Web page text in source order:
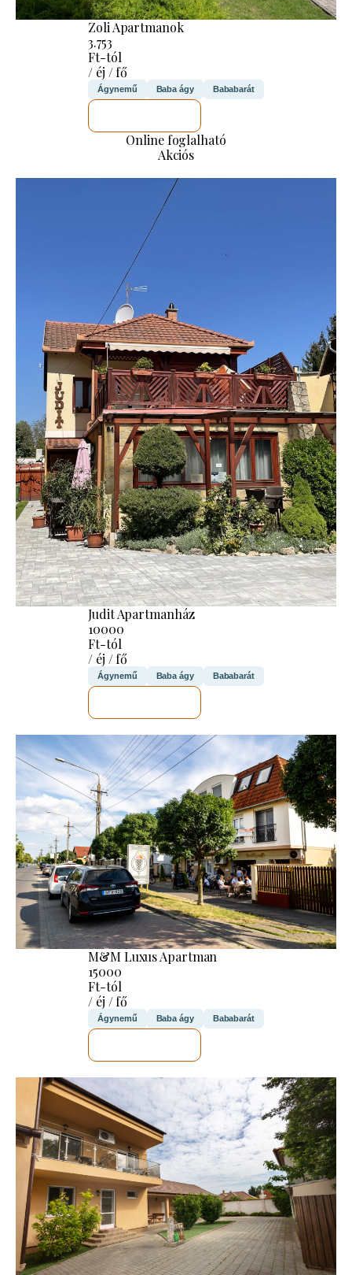
Zoli Apartmanok
3.753
Ft-tól
/ éj / fő
Ágynemű Baba ágy Bababarát
Online foglalható
Akciós
Judit Apartmanház
10000
Ft-tól
/ éj / fő
Ágynemű Baba ágy Bababarát
M&M Luxus Apartman
15000
Ft-tól
/ éj / fő
Ágynemű Baba ágy Bababarát